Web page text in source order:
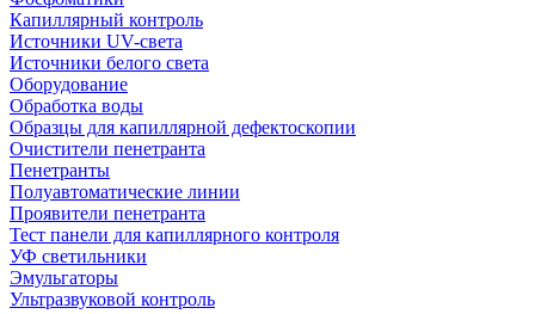
Капиллярный контроль
Источники UV-света
Источники белого света
Оборудование
Обработка воды
Образцы для капиллярной дефектоскопии
Очистители пенетранта
Пенетранты
Полуавтоматические линии
Проявители пенетранта
Тест панели для капиллярного контроля
УФ светильники
Эмульгаторы
Ультразвуковой контроль